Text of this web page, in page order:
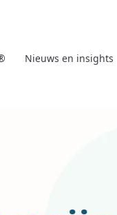
Nieuws en insights